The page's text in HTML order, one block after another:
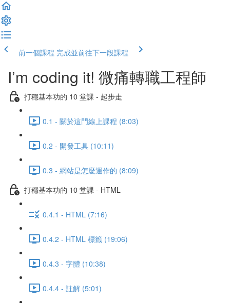
前一個課程 完成並前往下一段課程
I’m coding it! 微痛轉職工程師
打穩基本功的 10 堂課 - 起步走
0.1 - 關於這門線上課程 (8:03)
0.2 - 開發工具 (10:11)
0.3 - 網站是怎麼運作的 (8:09)
打穩基本功的 10 堂課 - HTML
0.4.1 - HTML (7:16)
0.4.2 - HTML 標籤 (19:06)
0.4.3 - 字體 (10:38)
0.4.4 - 註解 (5:01)